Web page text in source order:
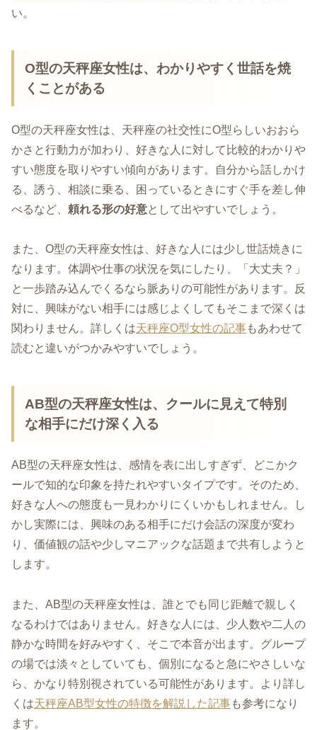
い。
O型の天秤座女性は、わかりやすく世話を焼
くことがある
O型の天秤座女性は、天秤座の社交性にO型らしいおおら
かさと行動力が加わり、好きな人に対して比較的わかりや
すい態度を取りやすい傾向があります。自分から話しかけ
る、誘う、相談に乗る、困っているときにすぐ手を差し伸
べるなど、 頼れる形の好意として出やすいでしょう。
また、O型の天秤座女性は、好きな人には少し世話焼きに
なります。体調や仕事の状況を気にしたり、「大丈夫？」
と一歩踏み込んでくるなら脈ありの可能性があります。反
対に、興味がない相手には感じよくしてもそこまで深くは
関わりません。詳しくは天秤座O型女性の記事もあわせて
読むと違いがつかみやすいでしょう。
AB型の天秤座女性は、クールに見えて特別
な相手にだけ深く入る
AB型の天秤座女性は、感情を表に出しすぎず、どこかク
ールで知的な印象を持たれやすいタイプです。そのため、
好きな人への態度も一見わかりにくいかもしれません。し
かし実際には、興味のある相手にだけ会話の深度が変わ
り、価値観の話や少しマニアックな話題まで共有しようと
します。
また、AB型の天秤座女性は、誰とでも同じ距離で親しく
なるわけではありません。好きな人には、少人数や二人の
静かな時間を好みやすく、そこで本音が出ます。グループ
の場では淡々としていても、個別になると急にやさしいな
ら、かなり特別視されている可能性があります。より詳し
くは天秤座AB型女性の特徴を解説した記事も参考になり
ます。